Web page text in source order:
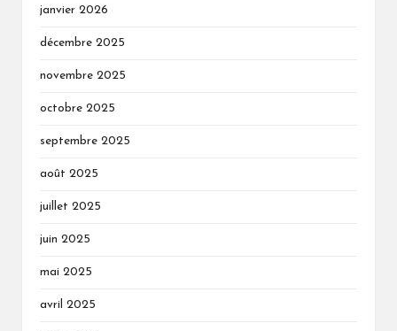
janvier 2026
décembre 2025
novembre 2025
octobre 2025
septembre 2025
août 2025
juillet 2025
juin 2025
mai 2025
avril 2025